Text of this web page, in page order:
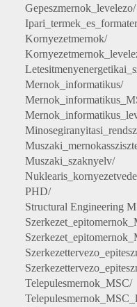
Gepeszmernok_levelezo/
Kornyezetmernok/
Mernok_informatikus/
Muszaki_szaknyelv/
PHD/
Structural Engineering
Telepulesmernok_MSC/